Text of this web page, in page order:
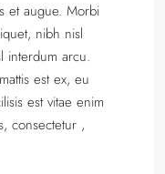
et augue. Morbi
nibh nisl
interdum arcu.
est ex, eu
est vitae enim
consectetur ,